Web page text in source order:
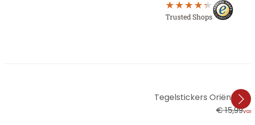
Trusted Shops
Tegelstickers
€ 15,99